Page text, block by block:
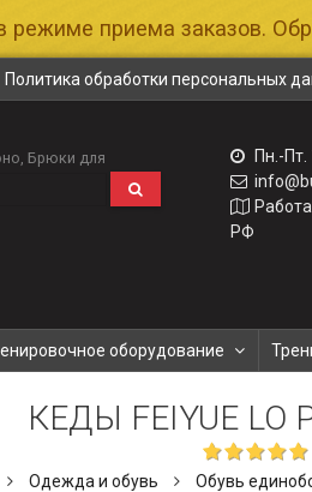
приема заказов.
Политика обработки персональных
Брюки для Пн.-Пт.
РФ
оборудование
КЕДЫ FEIYUE LO
Одежда и обувь Обувь